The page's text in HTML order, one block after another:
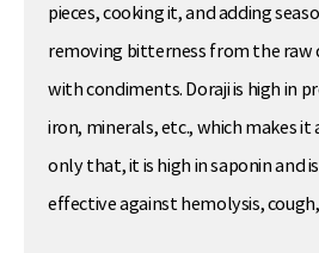
pieces, cooking it, and adding
removing bitterness from the raw
with condiments. Doraji is high in
iron, minerals, etc., which makes it
only that, it is high in saponin and
effective against hemolysis,